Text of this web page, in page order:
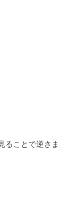
ることで逆さま